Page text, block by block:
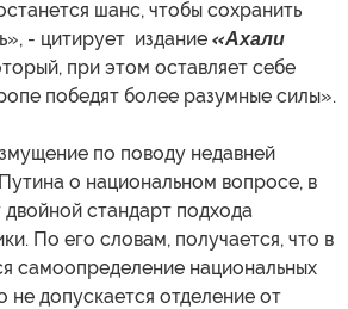
шанс, чтобы сохранить
- цитирует издание «Ахали
при этом оставляет себе
победят более разумные силы».
по поводу недавней
о национальном вопросе, в
двойной стандарт подхода
По его словам, получается, что в
самоопределение национальных
не допускается отделение от